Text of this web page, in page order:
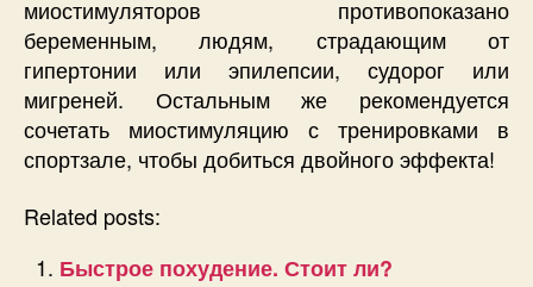
миостимуляторов противопоказано
беременным, людям, страдающим от
гипертонии или эпилепсии, судорог или
мигреней. Остальным же рекомендуется
сочетать миостимуляцию с тренировками в
спортзале, чтобы добиться двойного эффекта!
Related posts:
Быстрое похудение. Стоит ли?